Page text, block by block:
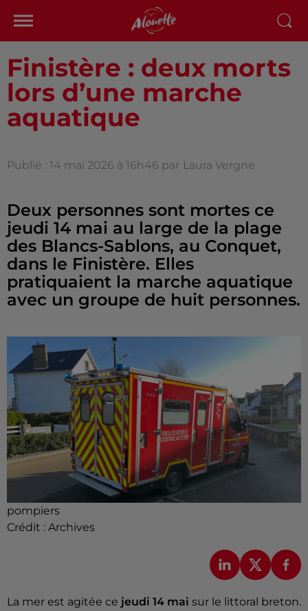
Finistère : deux morts
lors d’une marche
aquatique
Publié : 14 mai 2026 à 16h46 par Laura Vergne
Deux personnes sont mortes ce
jeudi 14 mai au large de la plage
des Blancs-Sablons, au Conquet,
dans le Finistère. Elles
pratiquaient la marche aquatique
avec un groupe de huit personnes.
pompiers
Crédit : Archives
La mer est agitée ce jeudi 14 mai sur le littoral breton.